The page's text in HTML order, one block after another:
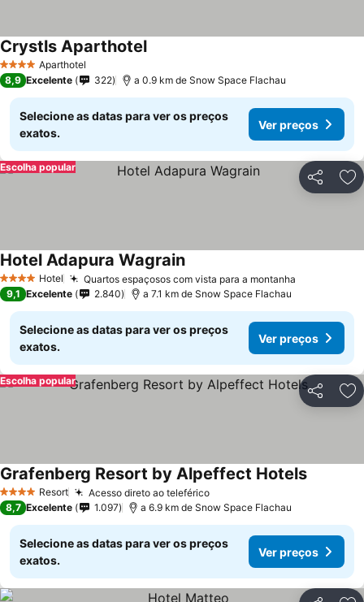
4 EstrelasAparthotel
Crystls Aparthotel
8,9 Excelente 322 a 0.9 km de Snow Space Flachau
Selecione as datas para ver os preços
exatos.
Ver preços
Partilhar
Escolha popular
4 EstrelasHotel Quartos espaçosos com vista para a montanha
Hotel Adapura Wagrain
9,1 Excelente 2.840 a 7.1 km de Snow Space Flachau
Selecione as datas para ver os preços
exatos.
Ver preços
Partilhar
Escolha popular
4 EstrelasResort Acesso direto ao teleférico
Grafenberg Resort by Alpeffect Hotels
8,7 Excelente 1.097 a 6.9 km de Snow Space Flachau
Selecione as datas para ver os preços
exatos.
Ver preços